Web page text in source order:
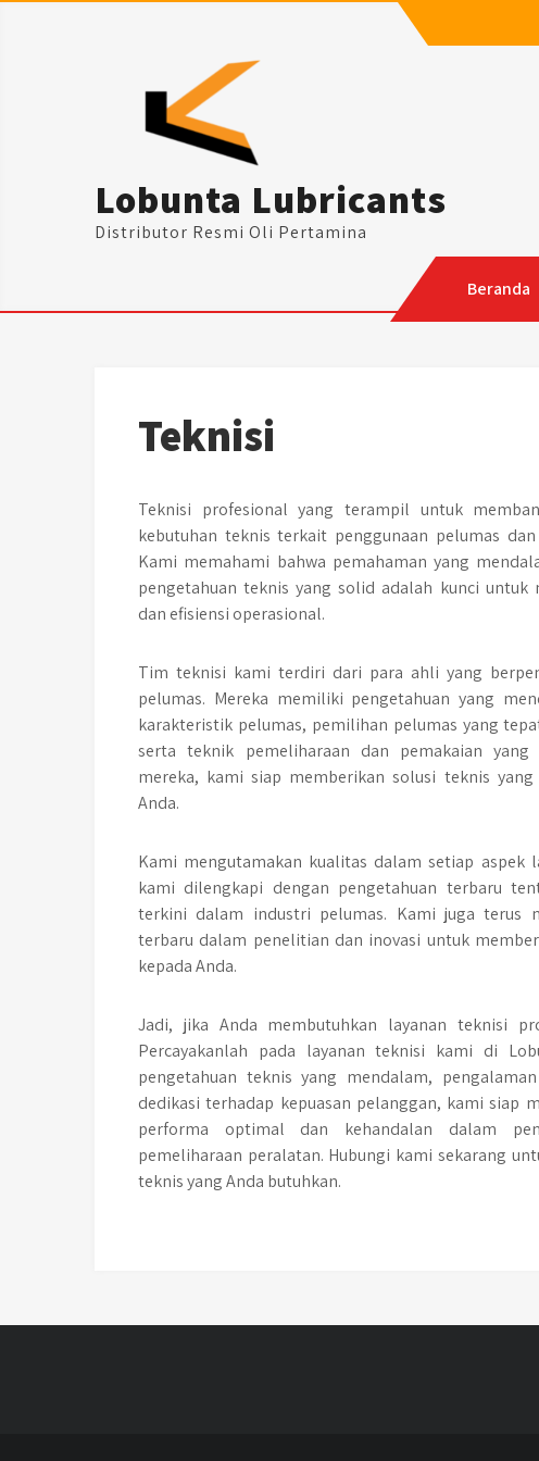
Lobunta Lubricants
Distributor Resmi Oli Pertamina
Beranda
Teknisi
Teknisi profesional yang terampil untuk
kebutuhan teknis terkait penggunaan pelumas
Kami memahami bahwa pemahaman yang
pengetahuan teknis yang solid adalah kunci untuk
dan efisiensi operasional.
Tim teknisi kami terdiri dari para ahli yang
pelumas. Mereka memiliki pengetahuan yang
karakteristik pelumas, pemilihan pelumas yang
serta teknik pemeliharaan dan pemakaian yang
mereka, kami siap memberikan solusi teknis
Anda.
Kami mengutamakan kualitas dalam setiap aspek
kami dilengkapi dengan pengetahuan terbaru
terkini dalam industri pelumas. Kami juga terus
terbaru dalam penelitian dan inovasi untuk
kepada Anda.
Jadi, jika Anda membutuhkan layanan teknisi
Percayakanlah pada layanan teknisi kami di
pengetahuan teknis yang mendalam,
dedikasi terhadap kepuasan pelanggan, kami siap
performa optimal dan kehandalan dalam
pemeliharaan peralatan. Hubungi kami sekarang
teknis yang Anda butuhkan.